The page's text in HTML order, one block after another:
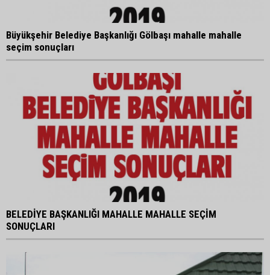
Büyükşehir Belediye Başkanlığı Gölbaşı mahalle mahalle
seçim sonuçları
BELEDİYE BAŞKANLIĞI MAHALLE MAHALLE SEÇİM
SONUÇLARI